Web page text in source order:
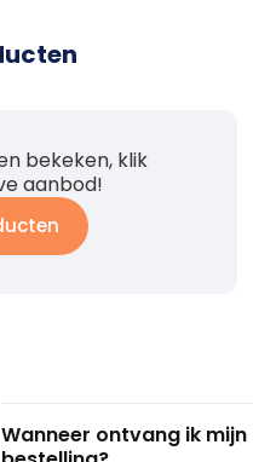
bekeken, klik
aanbod!
Wanneer ontvang ik mijn